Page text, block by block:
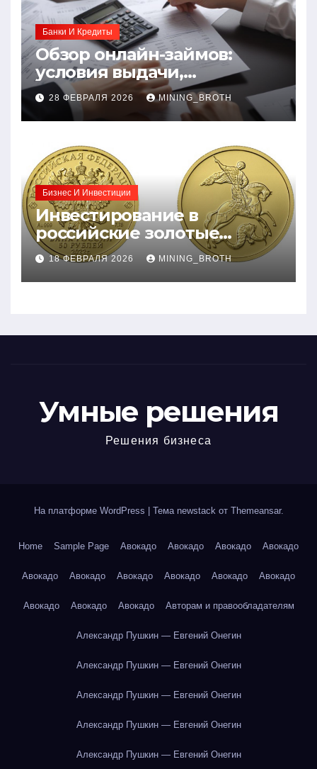
Банки И Кредиты
Обзор онлайн-займов:
условия выдачи,
процентные ставки и
требования к заемщикам
28 ФЕВРАЛЯ 2026 MINING_BROTH
Бизнес И Инвестиции
Инвестирование в
российские золотые
монеты: подробное
руководство
18 ФЕВРАЛЯ 2026 MINING_BROTH
Умные решения
Решения бизнеса
На платформе WordPress Тема newstack от Themeansar.
Home Sample Page Авокадо Авокадо Авокадо Авокадо
Авокадо Авокадо Авокадо Авокадо Авокадо Авокадо
Авокадо Авокадо Авокадо Авторам и правообладателям
Александр Пушкин — Евгений Онегин
Александр Пушкин — Евгений Онегин
Александр Пушкин — Евгений Онегин
Александр Пушкин — Евгений Онегин
Александр Пушкин — Евгений Онегин